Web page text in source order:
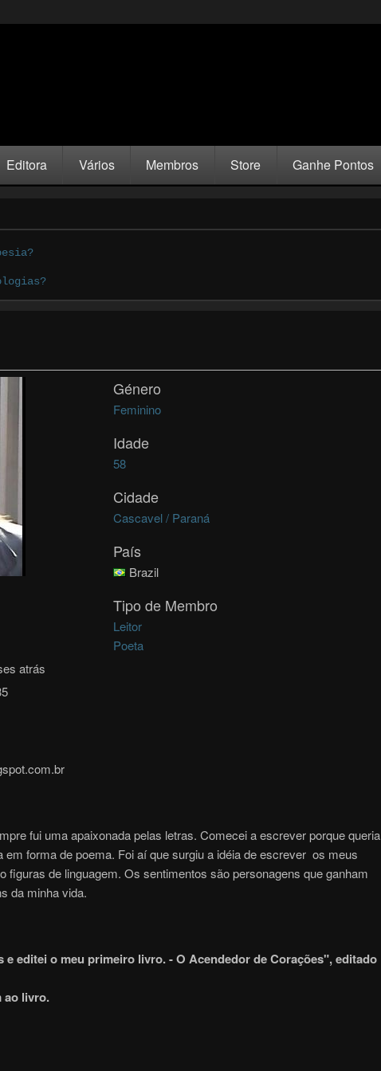
Editora Vários Membros Store Ganhe Pontos
atrás
Género
Feminino
Idade
58
Cidade
Cascavel / Paraná
País
Brazil
Tipo de Membro
Leitor
Poeta
fui uma apaixonada pelas letras. Comecei a escrever porque queria
em forma de poema. Foi aí que surgiu a idéia de escrever os meus
figuras de linguagem. Os sentimentos são personagens que ganham
da minha vida.
e editei o meu primeiro livro. - O Acendedor de Corações", editado
ao livro.